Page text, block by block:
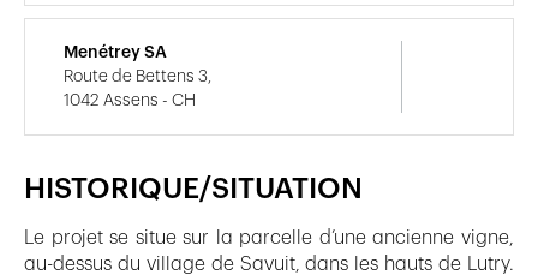
HISTORIQUE/SITUATION
Le projet se situe sur la parcelle d’une ancienne vigne,
au-dessus du village de Savuit, dans les hauts de Lutry.
Menétrey SA
Route de Bettens 3,
1042 Assens - CH